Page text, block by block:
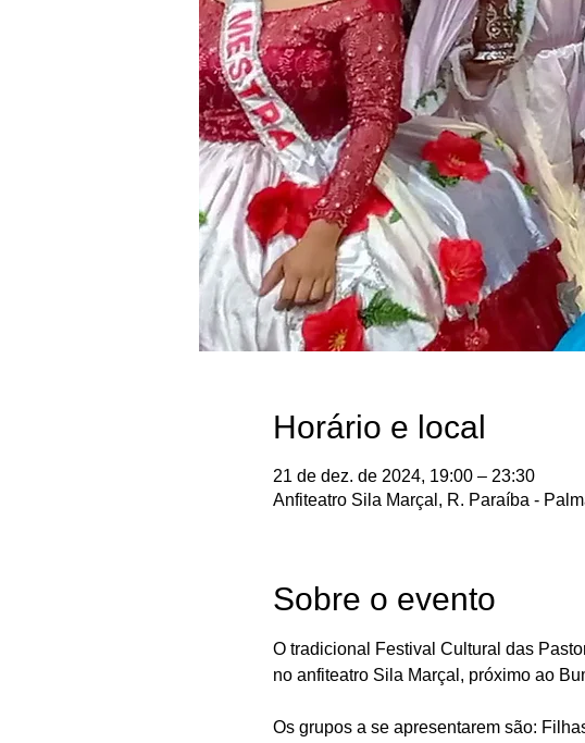
Horário e local
21 de dez. de 2024, 19:00 – 23:30
Anfiteatro Sila Marçal, R. Paraíba -
Sobre o evento
O tradicional Festival Cultural das
no anfiteatro Sila Marçal, próximo ao
Os grupos a se apresentarem são: